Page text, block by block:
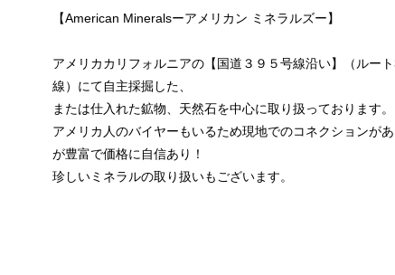
【American Mineralsーアメリカン ミネラルズー】
アメリカカリフォルニアの【国道３９５号線沿い】（ルー
線）にて自主採掘した、
または仕入れた鉱物、天然石を中心に取り扱っております。
アメリカ人のバイヤーもいるため現地でのコネクションが
が豊富で価格に自信あり！
珍しいミネラルの取り扱いもございます。